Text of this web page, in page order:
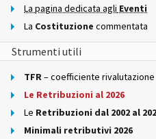
La pagina dedicata agli Eventi
La Costituzione commentata
Strumenti utili
TFR– coefficiente rivalutazione
Le Retribuzioni al 2026
Le Retribuzioni dal 2002 al
Minimali retributivi 2026